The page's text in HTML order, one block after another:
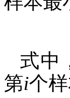
式中
第i个